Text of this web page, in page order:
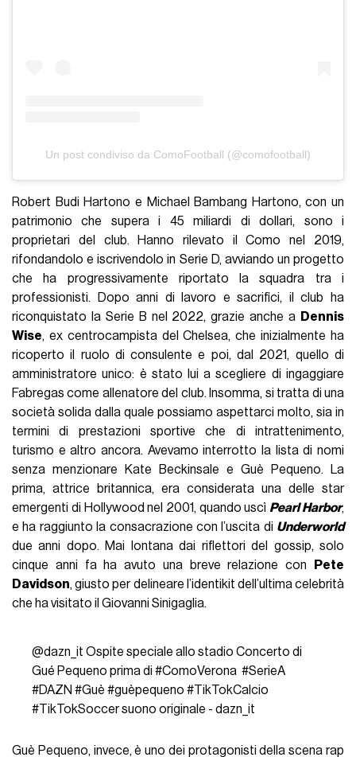
Un post condiviso da ComoFootball (@comofootball)
Robert Budi Hartono e Michael Bambang Hartono, con un
patrimonio che supera i 45 miliardi di dollari, sono i
proprietari del club. Hanno rilevato il Como nel 2019,
rifondandolo e iscrivendolo in Serie D, avviando un progetto
che ha progressivamente riportato la squadra tra i
professionisti. Dopo anni di lavoro e sacrifici, il club ha
riconquistato la Serie B nel 2022, grazie anche a Dennis
Wise, ex centrocampista del Chelsea, che inizialmente ha
ricoperto il ruolo di consulente e poi, dal 2021, quello di
amministratore unico: è stato lui a scegliere di ingaggiare
Fabregas come allenatore del club. Insomma, si tratta di una
società solida dalla quale possiamo aspettarci molto, sia in
termini di prestazioni sportive che di intrattenimento,
turismo e altro ancora. Avevamo interrotto la lista di nomi
senza menzionare Kate Beckinsale e Guè Pequeno. La
prima, attrice britannica, era considerata una delle star
emergenti di Hollywood nel 2001, quando uscì Pearl Harbor,
e ha raggiunto la consacrazione con l’uscita di Underworld
due anni dopo. Mai lontana dai riflettori del gossip, solo
cinque anni fa ha avuto una breve relazione con
Pete
Davidson, giusto per delineare l’identikit dell’ultima celebrità
che ha visitato il Giovanni Sinigaglia.
@dazn_it Ospite speciale allo stadio Concerto di
Gué Pequeno prima di #ComoVerona‍ #SerieA
#DAZN #Guè #guèpequeno #TikTokCalcio
#TikTokSoccersuono originale - dazn_it
Guè Pequeno, invece, è uno dei protagonisti della scena rap